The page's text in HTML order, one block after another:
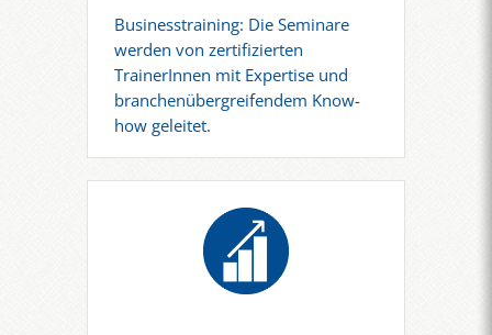
Businesstraining: Die Seminare
werden von zertifizierten
TrainerInnen mit Expertise und
branchenübergreifendem Know-
how geleitet.